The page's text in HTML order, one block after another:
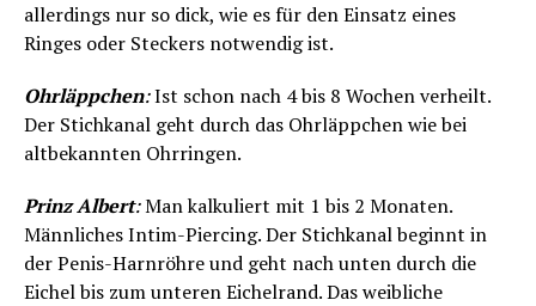
allerdings nur so dick, wie es für den Einsatz eines
Ringes oder Steckers notwendig ist.
Ohrläppchen:Ist schon nach 4 bis 8 Wochen verheilt.
Der Stichkanal geht durch das Ohrläppchen wie bei
altbekannten Ohrringen.
Prinz Albert:Man kalkuliert mit 1 bis 2 Monaten.
Männliches Intim-Piercing. Der Stichkanal beginnt in
der Penis-Harnröhre und geht nach unten durch die
Eichel bis zum unteren Eichelrand. Das weibliche